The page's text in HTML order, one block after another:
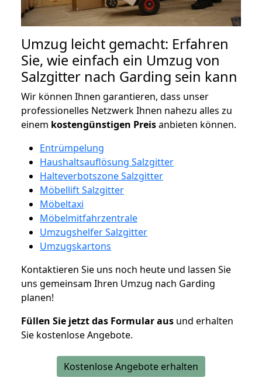
Umzug leicht gemacht: Erfahren
Sie, wie einfach ein Umzug von
Salzgitter nach Garding sein kann
Wir können Ihnen garantieren, dass unser
professionelles Netzwerk Ihnen nahezu alles zu
einem kostengünstigen Preisanbieten können.
Entrümpelung
Haushaltsauflösung Salzgitter
Halteverbotszone Salzgitter
Möbellift Salzgitter
Möbeltaxi
Möbelmitfahrzentrale
Umzugshelfer Salzgitter
Umzugskartons
Kontaktieren Sie uns noch heute und lassen Sie
uns gemeinsam Ihren Umzug nach Garding
planen!
Füllen Sie jetzt das Formular aus und erhalten
Sie kostenlose Angebote.
Kostenlose Angebote erhalten